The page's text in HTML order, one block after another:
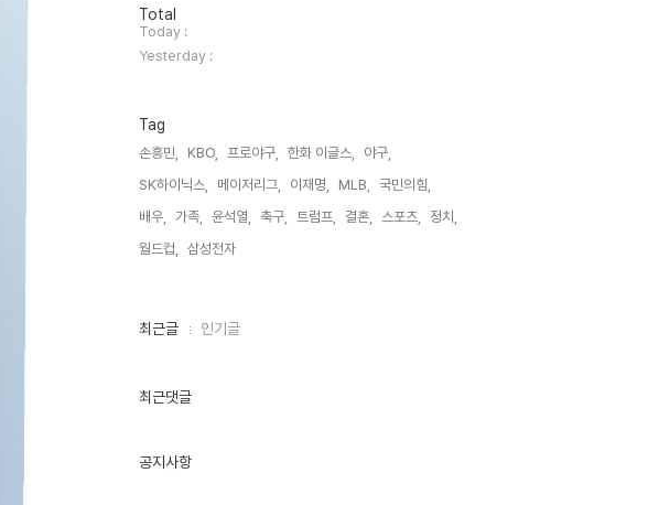
방
문
자
수
Total
Today :
Yesterday :
Tag
손흥민, KBO, 프로야구, 한화 이글스,
야구,
SK하이닉스,
메이저리그, 이재명, MLB,
국민의힘,
배우,
가족, 윤석열, 축구, 트럼프, 결혼, 스포츠,
정치,
월드컵,
삼성전자,
최
인
최근글 인기글
최근댓글
공지사항